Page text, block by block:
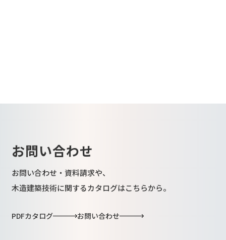
お問い合わせ
お問い合わせ・資料請求や、
木造建築技術に関するカタログはこちらから。
PDFカタログ お問い合わせ